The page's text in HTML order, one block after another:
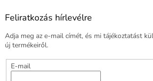
Feliratkozás hírlevélre
Adja meg az e-mail címét, és mi tájékoztatást
új termékeiről.
E-mail